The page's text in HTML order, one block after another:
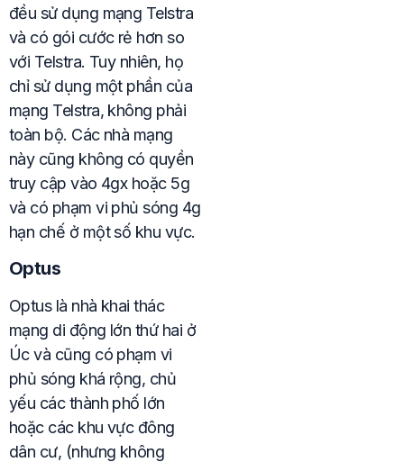
đều sử dụng mạng Telstra
và có gói cước rẻ hơn so
với Telstra. Tuy nhiên, họ
chỉ sử dụng một phần của
mạng Telstra, không phải
toàn bộ. Các nhà mạng
này cũng không có quyền
truy cập vào 4gx hoặc 5g
và có phạm vi phủ sóng 4g
hạn chế ở một số khu vực.
Optus
Optus là nhà khai thác
mạng di động lớn thứ hai ở
Úc và cũng có phạm vi
phủ sóng khá rộng, chủ
yếu các thành phố lớn
hoặc các khu vực đông
dân cư, (nhưng không